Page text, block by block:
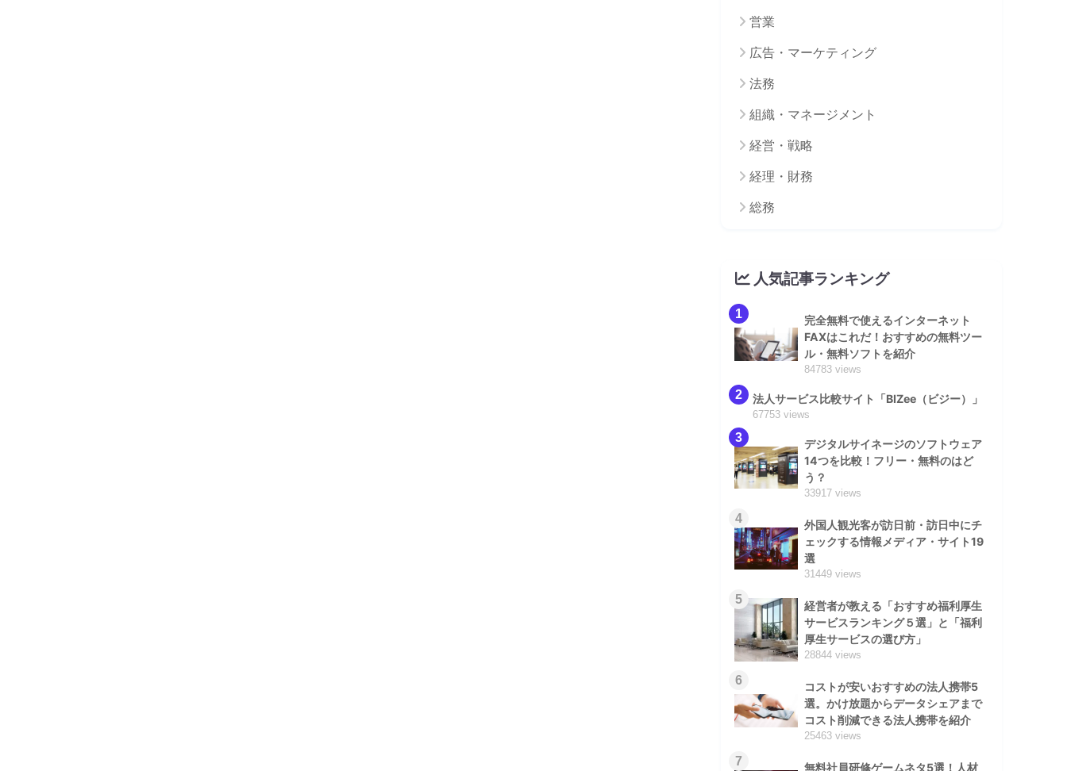
営業
広告・マーケティング
法務
組織・マネージメント
経営・戦略
経理・財務
総務
人気記事ランキング
1
完全無料で使えるインターネット
FAXはこれだ！おすすめの無料ツー
ル・無料ソフトを紹介
84783 views
2 法人サービス比較サイト「BIZee（ビジー）」
67753 views
3
デジタルサイネージのソフトウェア
14つを比較！フリー・無料のはど
う？
33917 views
4
外国人観光客が訪日前・訪日中にチ
ェックする情報メディア・サイト19
選
31449 views
5
経営者が教える「おすすめ福利厚生
サービスランキング５選」と「福利
厚生サービスの選び方」
28844 views
6
コストが安いおすすめの法人携帯5
選。かけ放題からデータシェアまで
コスト削減できる法人携帯を紹介
25463 views
7
無料社員研修ゲームネタ5選！人材